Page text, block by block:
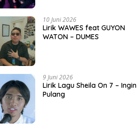
10 Juni 2026
Lirik WAWES feat GUYON
WATON – DUMES
9 Juni 2026
Lirik Lagu Sheila On 7 – Ingin
Pulang